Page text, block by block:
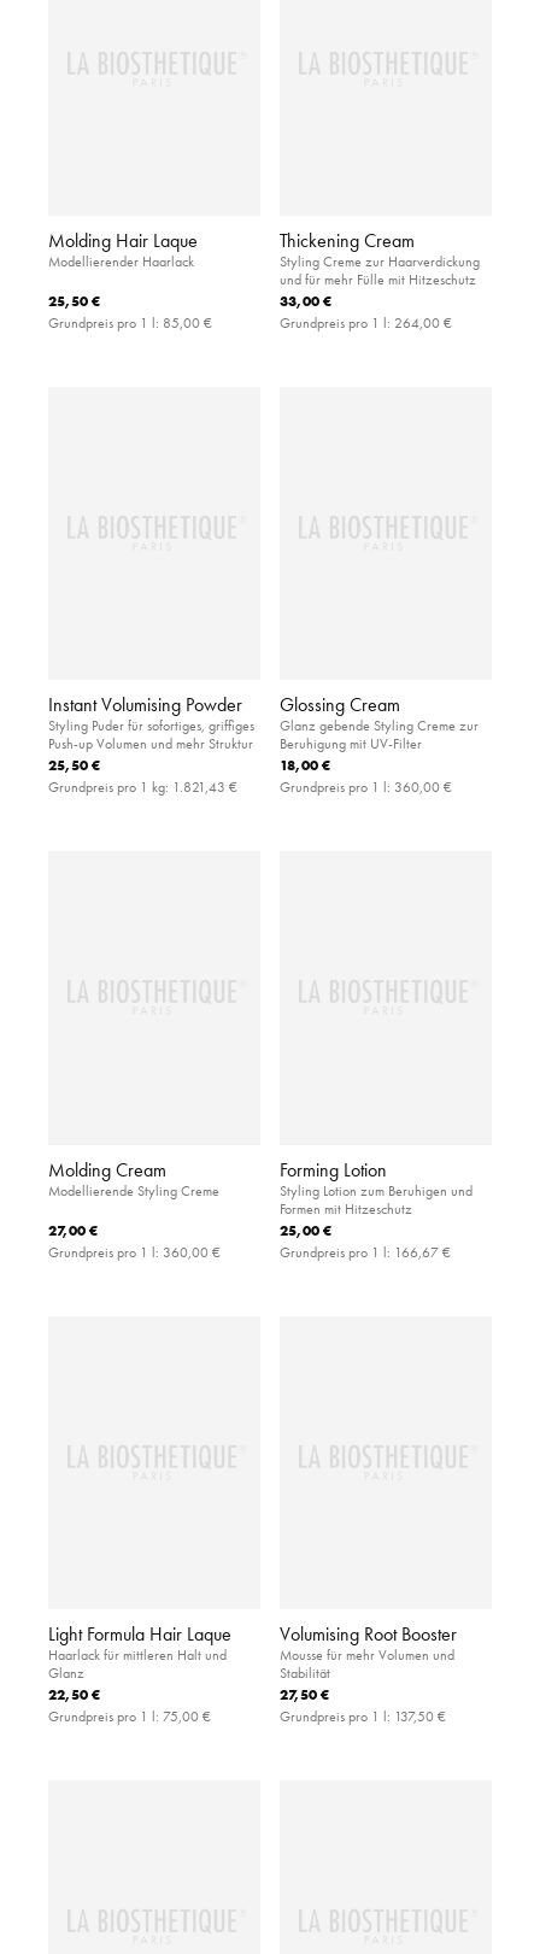
Molding Hair Laque
Modellierender Haarlack
25,50 €
Grundpreis pro 1 l: 85,00 €
Thickening Cream
Styling Creme zur Haarverdickung
und für mehr Fülle mit Hitzeschutz
33,00 €
Grundpreis pro 1 l: 264,00 €
Instant Volumising Powder
Styling Puder für sofortiges, griffiges
Push-up Volumen und mehr Struktur
25,50 €
Grundpreis pro 1 kg: 1.821,43 €
Glossing Cream
Glanz gebende Styling Creme zur
Beruhigung mit UV-Filter
18,00 €
Grundpreis pro 1 l: 360,00 €
Molding Cream
Modellierende Styling Creme
27,00 €
Grundpreis pro 1 l: 360,00 €
Forming Lotion
Styling Lotion zum Beruhigen und
Formen mit Hitzeschutz
25,00 €
Grundpreis pro 1 l: 166,67 €
Light Formula Hair Laque
Haarlack für mittleren Halt und
Glanz
22,50 €
Grundpreis pro 1 l: 75,00 €
Volumising Root Booster
Mousse für mehr Volumen und
Stabilität
27,50 €
Grundpreis pro 1 l: 137,50 €